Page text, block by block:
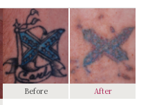
Before After